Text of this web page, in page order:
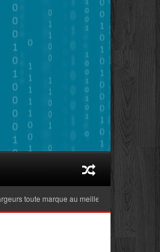
toute marque au meilleur prix adaptés aux